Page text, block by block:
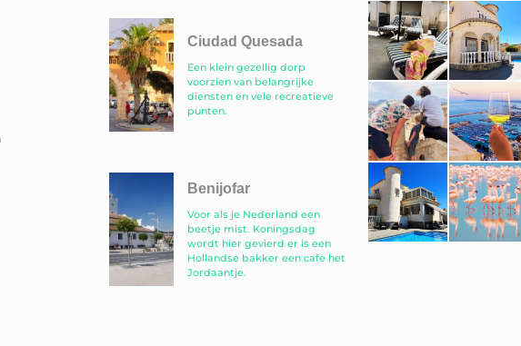
Ciudad Quesada
Een klein gezellig dorp
voorzien van belangrijke
diensten en vele recreatieve
punten.
Benijofar
Voor als je Nederland een
beetje mist. Koningsdag
wordt hier gevierd er is een
Hollandse bakker een cafe het
Jordaantje.